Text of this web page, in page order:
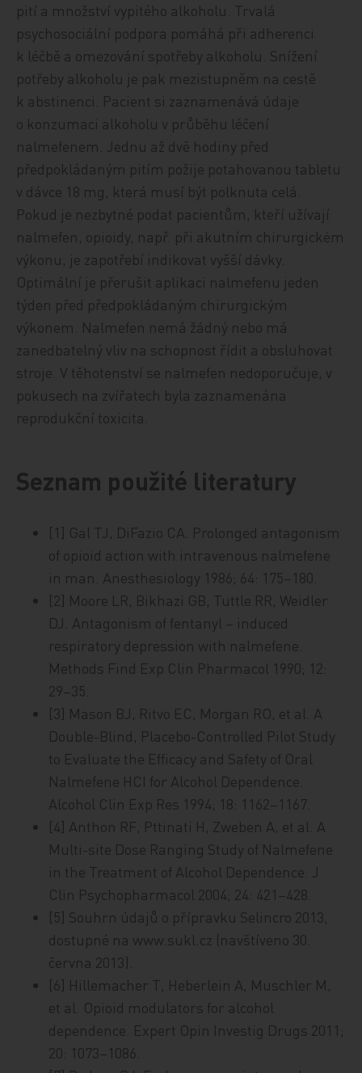
pití a množství vypitého alkoholu. Trvalá
psychosociální podpora pomáhá při adherenci
k léčbě a omezování spotřeby alkoholu. Snížení
potřeby alkoholu je pak mezistupněm na cestě
k abstinenci. Pacient si zaznamenává údaje
o konzumaci alkoholu v průběhu léčení
nalmefenem. Jednu až dvě hodiny před
předpokládaným pitím požije potahovanou tabletu
v dávce 18 mg, která musí být polknuta celá.
Pokud je nezbytné podat pacientům, kteří užívají
nalmefen, opioidy, např. při akutním chirurgickém
výkonu, je zapotřebí indikovat vyšší dávky.
Optimální je přerušit aplikaci nalmefenu jeden
týden před předpokládaným chirurgickým
výkonem. Nalmefen nemá žádný nebo má
zanedbatelný vliv na schopnost řídit a obsluhovat
stroje. V těhotenství se nalmefen nedoporučuje, v
pokusech na zvířatech byla zaznamenána
reprodukční toxicita.
Seznam použité literatury
[1] Gal TJ, DiFazio CA. Prolonged antagonism
of opioid action with intravenous nalmefene
in man. Anesthesiology 1986; 64: 175–180.
[2] Moore LR, Bikhazi GB, Tuttle RR, Weidler
DJ. Antagonism of fentanyl – induced
respiratory depression with nalmefene.
Methods Find Exp Clin Pharmacol 1990; 12:
29–35.
[3] Mason BJ, Ritvo EC, Morgan RO, et al. A
Double-Blind, Placebo-Controlled Pilot Study
to Evaluate the Efficacy and Safety of Oral
Nalmefene HCI for Alcohol Dependence.
Alcohol Clin Exp Res 1994; 18: 1162–1167.
[4] Anthon RF, Pttinati H, Zweben A, et al. A
Multi-site Dose Ranging Study of Nalmefene
in the Treatment of Alcohol Dependence. J
Clin Psychopharmacol 2004; 24: 421–428.
[5] Souhrn údajů o přípravku Selincro 2013,
dostupné na www.sukl.cz (navštíveno 30.
června 2013).
[6] Hillemacher T, Heberlein A, Muschler M,
et al. Opioid modulators for alcohol
dependence. Expert Opin Investig Drugs 2011;
20: 1073–1086.